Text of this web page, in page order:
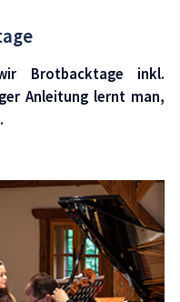
Brotbacktage inkl.
Anleitung lernt man,